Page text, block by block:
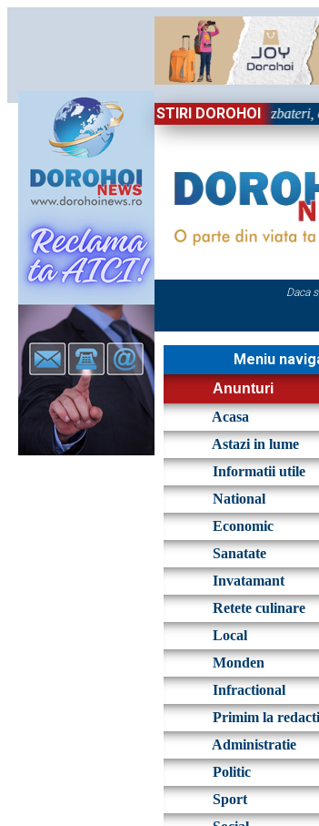
STIRI DOROHOI
primei zile la Zilele Nordului 2026: Dezbateri,
Daca
Meniu
Anunturi
Acasa
Astazi in lume
Informatii utile
National
Economic
Sanatate
Invatamant
Retete culinare
Local
Monden
Infractional
Primim la
Administratie
Politic
Sport